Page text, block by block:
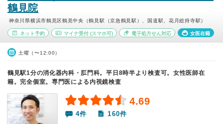
鶴見院
神奈川県横浜市鶴見区鶴見中央（鶴見駅（京急鶴見駅）、国道駅、花月総持寺駅）
ネット予約 マイナ受付(スマホ可) 電子処方せん対応 女医在籍
土曜（〜12:00）
鶴見駅1分の消化器内科・肛門科。平日8時半より検査可。女性医師在
籍。完全個室。専門医による内視鏡検査
4.69
4件 160件